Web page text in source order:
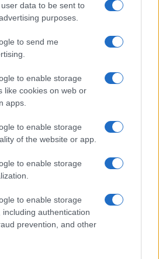
data to be sent to
purposes.
to send me
to enable storage
like cookies on web or
apps.
to enable storage
of the website or app.
to enable storage
to enable storage
including authentication
prevention, and other